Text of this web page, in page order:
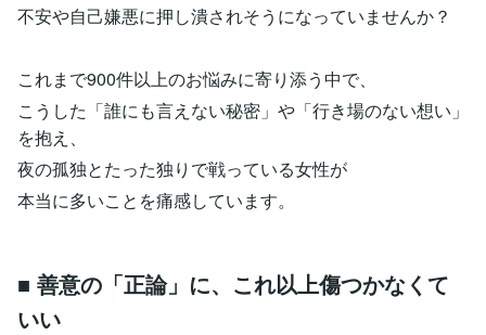
不安や自己嫌悪に押し潰されそうになっていませんか？
これまで900件以上のお悩みに寄り添う中で、
こうした「誰にも言えない秘密」や「行き場のない想い」
を抱え、
夜の孤独とたった独りで戦っている女性が
本当に多いことを痛感しています。
■ 善意の「正論」に、これ以上傷つかなくて
いい